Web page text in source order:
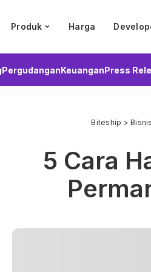
Produk Harga
PergudanganKeuanganPress
Biteship >Bisnis
5 Cara